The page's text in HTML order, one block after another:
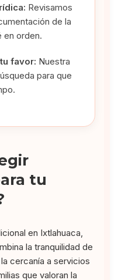
Revisamos
de la
en orden.
favor: Nuestra
para que
tu
en Ixtlahuaca,
la tranquilidad de
cercanía a servicios
que valoran la